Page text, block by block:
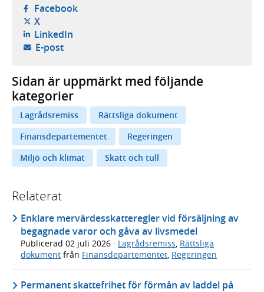
Facebook- öppnas i ny flik, extern webbplats,
X- öppnas i ny flik, extern webbplats,
LinkedIn- öppnas i ny flik, extern webbplats,
E-post- öppnar din e-postklient,
Sidan är uppmärkt med följande
kategorier
Lagrådsremiss
Rättsliga dokument
Finansdepartementet
Regeringen
Miljö och klimat
Skatt och tull
Relaterat
Enklare mervärdesskatteregler vid försäljning av
begagnade varor och gåva av livsmedel
Publicerad 02 juli 2026 · Lagrådsremiss Rättsliga
dokument från Finansdepartementet Regeringen
Permanent skattefrihet för förmån av laddel på